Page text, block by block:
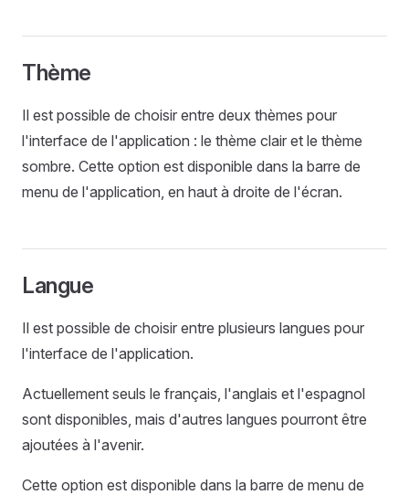
Thème
Il est possible de choisir entre deux thèmes pour
l'interface de l'application : le thème clair et le thème
sombre. Cette option est disponible dans la barre de
menu de l'application, en haut à droite de l'écran.
Langue
Il est possible de choisir entre plusieurs langues pour
l'interface de l'application.
Actuellement seuls le français, l'anglais et l'espagnol
sont disponibles, mais d'autres langues pourront être
ajoutées à l'avenir.
Cette option est disponible dans la barre de menu de